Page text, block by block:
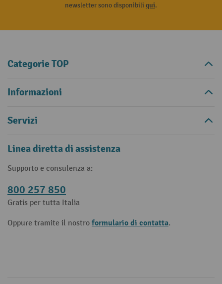
newsletter sono disponibili qui.
Categorie TOP
Informazioni
Servizi
Linea diretta di assistenza
Supporto e consulenza a:
800 257 850
Gratis per tutta Italia
Oppure tramite il nostro formulario di contatta.